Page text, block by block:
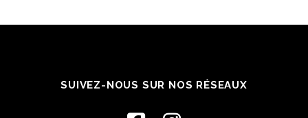
SUIVEZ-NOUS SUR NOS RÉSEAUX